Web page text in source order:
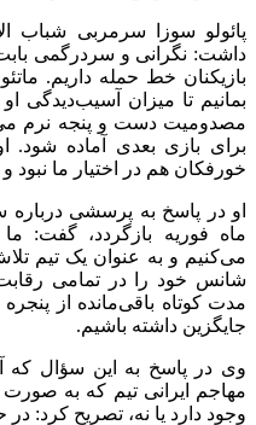
پائولو سوزا سرمربی شباب
داشت: نگرانی و سردرگمی
بازیکنان خط حمله داریم.
بمانیم تا میزان
مصدومیت دست و پنجه نرم
برای بازی بعدی آماده شود.
خورفکان هم در اختیار ما نبود
او در پاسخ به پرسشی
ماه فوریه بازگردد، گفت:
می‌کنیم و به عنوان یک تیم
شانس خود را در تمامی
مدت کوتاه باقی‌مانده از
جایگزین داشته باشیم.
وی در پاسخ به این سؤال که
مهاجم ایرانی تیم که به
وجود دارد یا نه، تصریح کرد: